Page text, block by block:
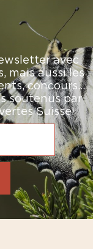
avec
mais aussi les
concours…
soutenus par
Suisse!